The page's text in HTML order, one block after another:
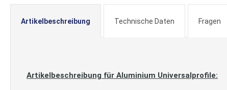
Artikelbeschreibung
Artikelbeschreibung für Aluminium Universalprofile:
Technische Daten Fragen